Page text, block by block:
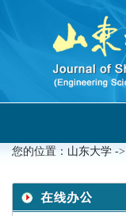
您的位置： 山东大学 ->